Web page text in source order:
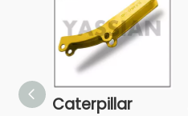
Caterpillar